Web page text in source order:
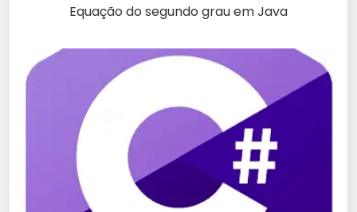
Equação do segundo grau em Java